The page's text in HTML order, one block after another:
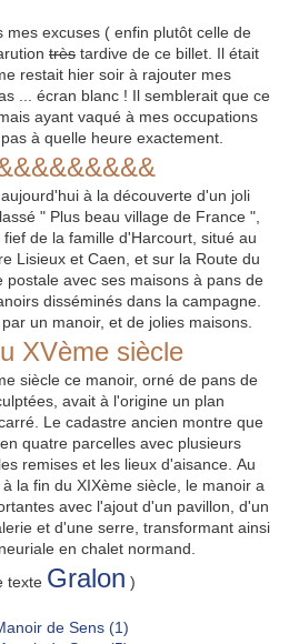
mes excuses ( enfin plutôt celle de
très tardive de ce billet. Il était
restait hier soir à rajouter mes
... écran blanc ! Il semblerait que ce
ayant vaqué à mes occupations
à quelle heure exactement.
à la découverte d'un joli
" Plus beau village de France ",
de la famille d'Harcourt, situé au
Lisieux et Caen, et sur la Route du
postale avec ses maisons à pans de
disséminés dans la campagne.
un manoir, et de jolies maisons.
XVème siècle
siècle ce manoir, orné de pans de
avait à l'origine un plan
Le cadastre ancien montre que
quatre parcelles avec plusieurs
remises et les lieux d'aisance. Au
la fin du XIXème siècle, le manoir a
avec l'ajout d'un pavillon, d'un
et d'une serre, transformant ainsi
en chalet normand.
texte Gralon )